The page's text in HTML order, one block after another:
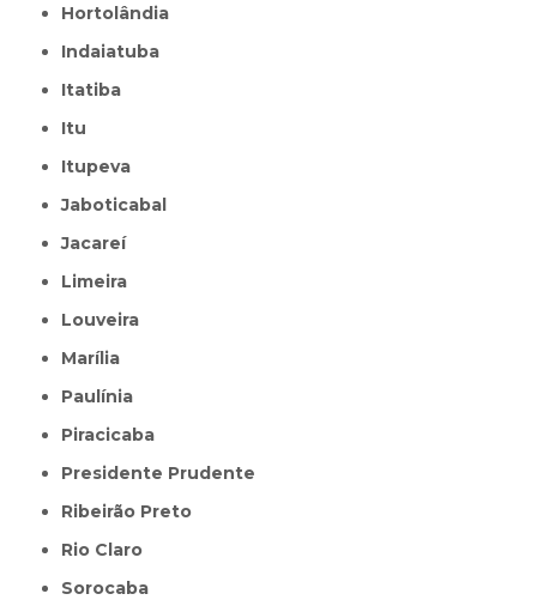
Hortolândia
Indaiatuba
Itatiba
Itu
Itupeva
Jaboticabal
Jacareí
Limeira
Louveira
Marília
Paulínia
Piracicaba
Presidente Prudente
Ribeirão Preto
Rio Claro
Sorocaba